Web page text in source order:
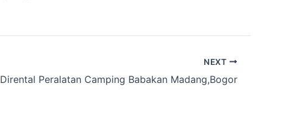
NEXT
Dirental Peralatan Camping Babakan Madang,Bogor